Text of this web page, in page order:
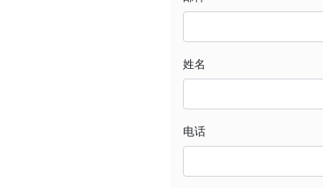
姓名
电话